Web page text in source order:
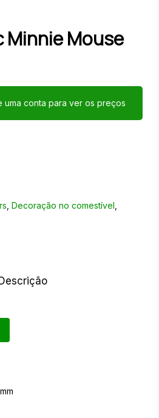
Minnie Mouse
uma conta para ver os preços
Decoração no comestível
Descrição